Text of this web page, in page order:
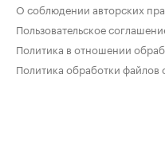
О соблюдении авторских
Пользовательское
Политика в отношении
Политика обработки файлов